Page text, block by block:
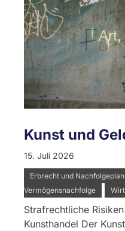
Kunst und
15. Juli 2026
Erbrecht und
Vermögensnachfolge
Strafrechtliche
Kunsthandel Der